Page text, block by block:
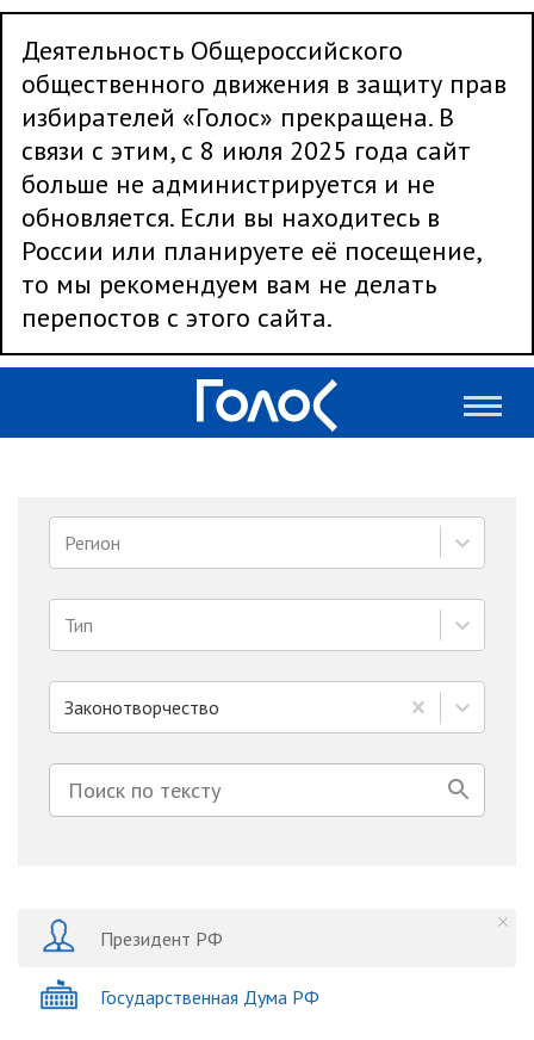
Деятельность Общероссийского
общественного движения в защиту прав
избирателей «Голос» прекращена. В
связи с этим, с 8 июля 2025 года сайт
больше не администрируется и не
обновляется. Если вы находитесь в
России или планируете её посещение,
то мы рекомендуем вам не делать
перепостов с этого сайта.
Регион
Тип
Законотворчество
Президент РФ
Государственная Дума РФ